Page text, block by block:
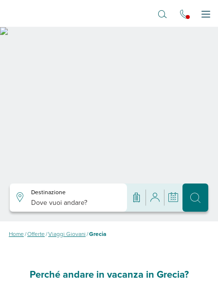
Destinazione
Dove vuoi andare?
Home/Offerte/Viaggi Giovani/Grecia
Perché andare in vacanza in Grecia?